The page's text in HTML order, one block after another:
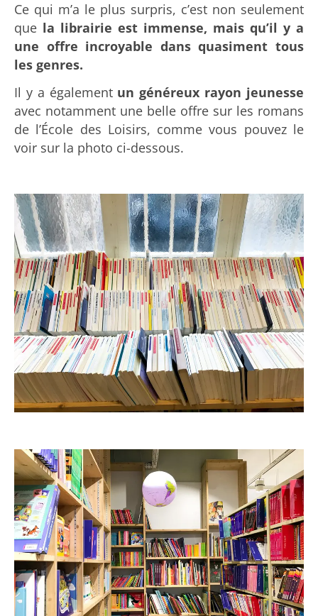
Ce qui m’a le plus surpris, c’est non seulement
que la librairie est immense, mais qu’il y a
une offre incroyable dans quasiment tous
les genres.
Il y a également un généreux rayon jeunesse
avec notamment une belle offre sur les romans
de l’École des Loisirs, comme vous pouvez le
voir sur la photo ci-dessous.